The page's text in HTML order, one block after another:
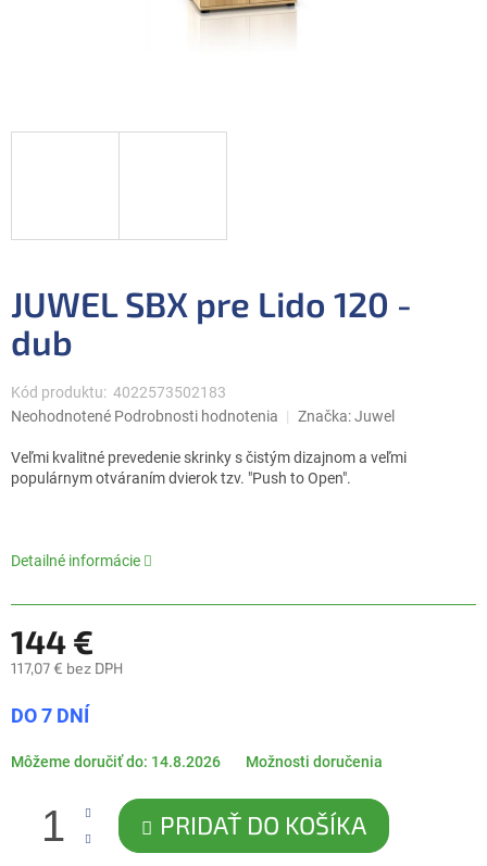
JUWEL SBX pre Lido 120 -
dub
Kód produktu: 4022573502183
Priemerné
produktu
je
hviezdičiek.
Neohodnotené Podrobnosti hodnotenia Značka:Juwel
Veľmi kvalitné prevedenie skrinky s čistým dizajnom a veľmi
populárnym otváraním dvierok tzv. "Push to Open".
Detailné informácie
144 €
117,07 € bez DPH
cena:
DO 7 DNÍ
Môžeme doručiť do: 14.8.2026 Možnosti doručenia
PRIDAŤ DO KOŠÍKA